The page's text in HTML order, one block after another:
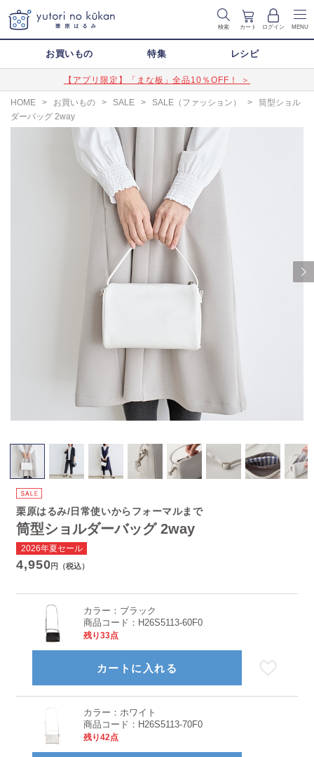
検索 カート ログイン MENU
お買いもの 特集 レシピ
【アプリ限定】「まな板」全品10％OFF！ ＞
HOME > お買いもの > SALE > SALE（ファッション） >
筒型ショル
ダーバッグ 2way
Next
筒型ショルダーバッグ 2way
栗原はるみ/日常使いからフォーマルまで
2026年夏セール
4,950円（税込）
カラー： ブラック
商品コード： H26S5113-60F0
残り33点
カートに入れる
カラー：ホワイト
商品コード： H26S5113-70F0
残り42点